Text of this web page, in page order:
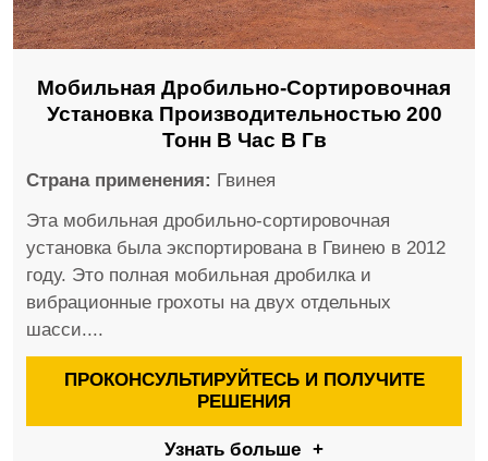
Мобильная Дробильно-Сортировочная
Установка Производительностью 200
Тонн В Час В Гв
Страна применения: Гвинея
Эта мобильная дробильно-сортировочная
установка была экспортирована в Гвинею в 2012
году. Это полная мобильная дробилка и
вибрационные грохоты на двух отдельных
шасси....
ПРОКОНСУЛЬТИРУЙТЕСЬ И ПОЛУЧИТЕ
РЕШЕНИЯ
Узнать больше +